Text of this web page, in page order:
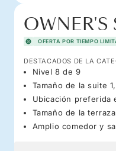
OWNER'S
OFERTA POR TIEMPO
DESTACADOS DE LA
Nivel 8 de 9
Tamaño de la suite
Ubicación preferida
Tamaño de la
Amplio comedor y